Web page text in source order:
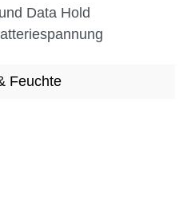
Data Hold
Feuchte